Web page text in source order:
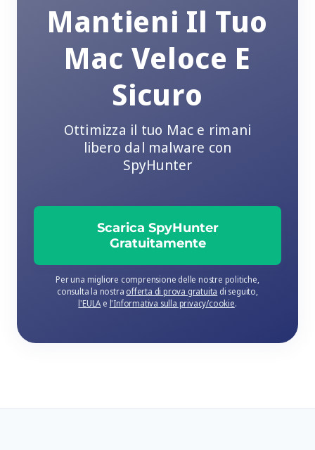
Mantieni Il Tuo
Mac Veloce E
Sicuro
Ottimizza il tuo Mac e rimani
libero dal malware con
SpyHunter
Scarica SpyHunter
Gratuitamente
Per una migliore comprensione delle nostre politiche,
consulta la nostra offerta di prova gratuita di seguito,
l'EULA e l'Informativa sulla privacy/cookie.